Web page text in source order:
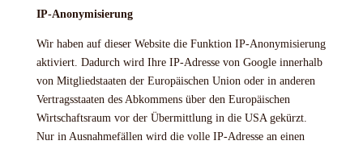
IP-Anonymisierung
Wir haben auf dieser Website die Funktion IP-Anonymisierung
aktiviert. Dadurch wird Ihre IP-Adresse von Google innerhalb
von Mitgliedstaaten der Europäischen Union oder in anderen
Vertragsstaaten des Abkommens über den Europäischen
Wirtschaftsraum vor der Übermittlung in die USA gekürzt.
Nur in Ausnahmefällen wird die volle IP-Adresse an einen